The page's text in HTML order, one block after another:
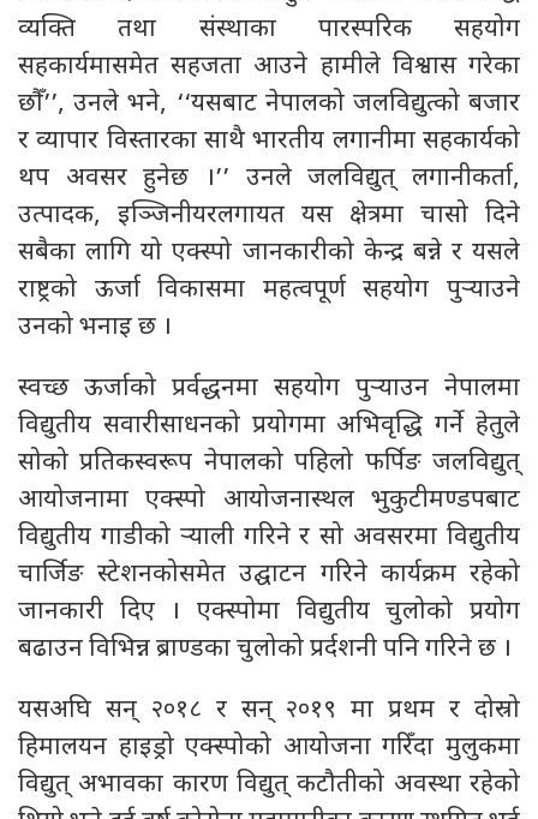
व्यक्ति तथा संस्थाका पारस्परिक सहयोग
सहकार्यमासमेत सहजता आउने हामीले विश्वास गरेका
छौँ’’, उनले भने, ‘‘यसबाट नेपालको जलविद्युत्को बजार
र व्यापार विस्तारका साथै भारतीय लगानीमा सहकार्यको
थप अवसर हुनेछ ।’’ उनले जलविद्युत् लगानीकर्ता,
उत्पादक, इञ्जिनीयरलगायत यस क्षेत्रमा चासो दिने
सबैका लागि यो एक्स्पो जानकारीको केन्द्र बन्ने र यसले
राष्ट्रको ऊर्जा विकासमा महत्वपूर्ण सहयोग पुर्‍याउने
उनको भनाइ छ ।
स्वच्छ ऊर्जाको प्रर्वद्धनमा सहयोग पुर्‍याउन नेपालमा
विद्युतीय सवारीसाधनको प्रयोगमा अभिवृद्धि गर्ने हेतुले
सोको प्रतिकस्वरूप नेपालको पहिलो फर्पिङ जलविद्युत्
आयोजनामा एक्स्पो आयोजनास्थल भुकुटीमण्डपबाट
विद्युतीय गाडीको र्‍याली गरिने र सो अवसरमा विद्युतीय
चार्जिङ स्टेशनकोसमेत उद्घाटन गरिने कार्यक्रम रहेको
जानकारी दिए । एक्स्पोमा विद्युतीय चुलोको प्रयोग
बढाउन विभिन्न ब्राण्डका चुलोको प्रर्दशनी पनि गरिने छ ।
यसअघि सन् २०१८ र सन् २०१९ मा प्रथम र दोस्रो
हिमालयन हाइड्रो एक्स्पोको आयोजना गरिँदा मुलुकमा
विद्युत् अभावका कारण विद्युत् कटौतीको अवस्था रहेको